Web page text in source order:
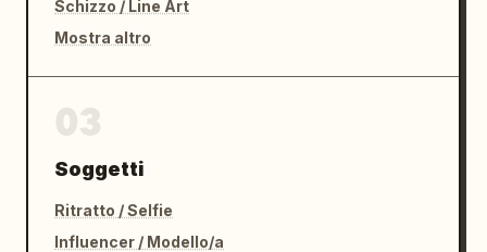
Schizzo / Line Art
Mostra altro
Soggetti
Ritratto / Selfie
Influencer / Modello/a